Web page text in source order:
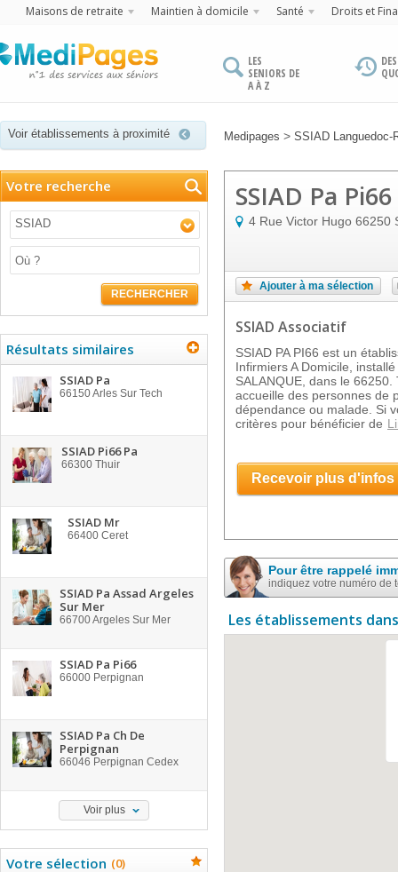
Maisons de retraite Maintien à domicile Santé Droits et
LES
SENIORS DE
A À Z
Voir établissements à proximité Medipages > SSIAD Languedoc-
Votre recherche
SSIAD
RECHERCHER
Résultats similaires
SSIAD Pa
66150Arles Sur Tech
SSIAD Pi66 Pa
66300 Thuir
SSIAD Mr
66400 Ceret
SSIAD Pa Assad Argeles
Sur Mer
66700Argeles Sur Mer
SSIAD Pa Pi66
66000 Perpignan
SSIAD Pa Ch De
Perpignan
66046 Perpignan Cedex
Voir plus
Votre sélection (0)
SSIAD Pa Pi66
4 Rue Victor Hugo 66250
Ajouter à ma sélection
SSIAD Associatif
SSIAD PA PI66 est un
Infirmiers A Domicile,
SALANQUE, dans le
accueille des personnes de
dépendance ou malade. Si
critères pour bénéficier de
Recevoir plus d'infos
Pour être rappelé
indiquez votre numéro de
Les établissements